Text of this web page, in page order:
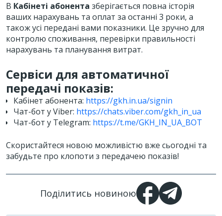
В Кабінеті абонента зберігається повна історія
ваших нарахувань та оплат за останні 3 роки, а
також усі передані вами показники. Це зручно для
контролю споживання, перевірки правильності
нарахувань та планування витрат.
Сервіси для автоматичної
передачі показів:
Кабінет абонента: https://gkh.in.ua/signin
Чат-бот у Viber: https://chats.viber.com/gkh_in_ua
Чат-бот у Telegram: https://t.me/GKH_IN_UA_BOT
Скористайтеся новою можливістю вже сьогодні та
забудьте про клопоти з передачею показів!
Поділитись новиною